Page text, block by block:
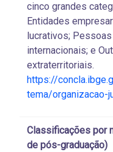
cinco grandes
Entidades
lucrativos;
internacionais; e
extraterritoriais.
https://
tema/organizacao-
Classificações por
de pós-graduação)